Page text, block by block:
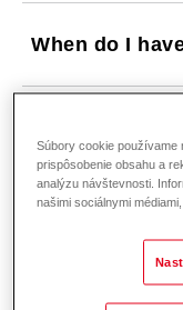
When do I
activate the
Activate
Súbory cookie používame
prispôsobenie obsahu a
analýzu návštevnosti.
našimi sociálnymi